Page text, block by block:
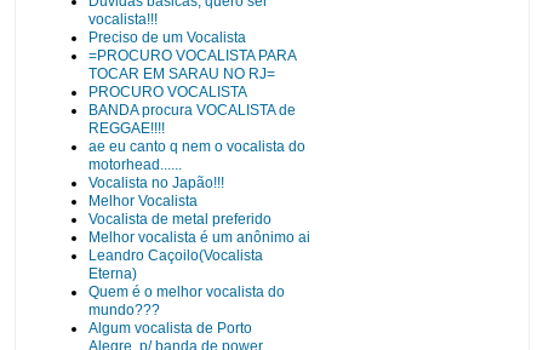
vocalista!!!
Preciso de um Vocalista
=PROCURO VOCALISTA PARA
TOCAR EM SARAU NO RJ=
PROCURO VOCALISTA
BANDA procura VOCALISTA de
REGGAE!!!!
ae eu canto q nem o vocalista do
motorhead......
Vocalista no Japão!!!
Melhor Vocalista
Vocalista de metal preferido
Melhor vocalista é um anônimo ai
Leandro Caçoilo(Vocalista
Eterna)
Quem é o melhor vocalista do
mundo???
Algum vocalista de Porto
Alegre..p/ banda de power